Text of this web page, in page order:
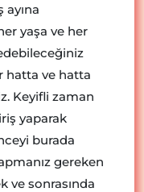
yaşa ve her
hatta ve hatta
Keyifli zaman
yaparak
burada
gereken
ve sonrasında